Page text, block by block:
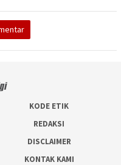
KODE ETIK
REDAKSI
DISCLAIMER
KONTAK KAMI